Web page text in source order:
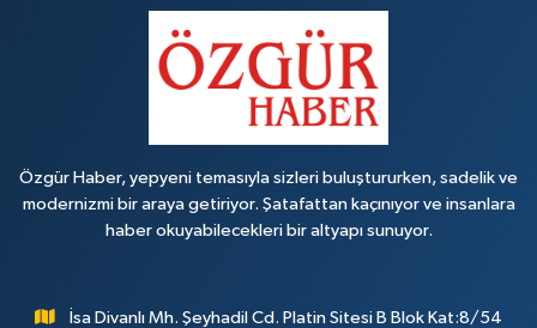
Özgür Haber, yepyeni temasıyla sizleri buluştururken, sadelik ve
modernizmi bir araya getiriyor. Şatafattan kaçınıyor ve insanlara
haber okuyabilecekleri bir altyapı sunuyor.
İsa Divanlı Mh. Şeyhadil Cd. Platin Sitesi B Blok Kat:8/54